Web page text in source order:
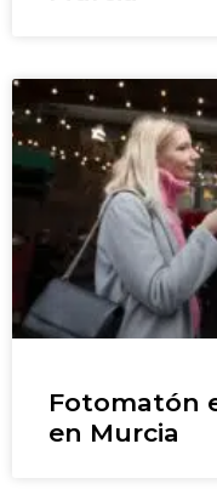
Fotomatón
en Murcia